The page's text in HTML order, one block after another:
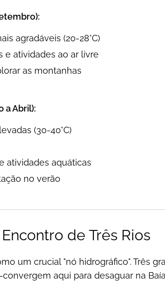
agradáveis (20-28°C)
e atividades ao ar livre
as montanhas
a Abril):
(30-40°C)
atividades aquáticas
no verão
de Três Rios
um crucial "nó hidrográfico". Três
aqui para desaguar na